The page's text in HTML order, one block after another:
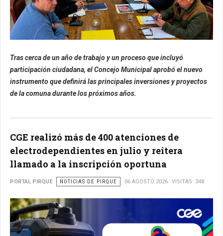
Tras cerca de un año de trabajo y un proceso que incluyó
participación ciudadana, el Concejo Municipal aprobó el nuevo
instrumento que definirá las principales inversiones y proyectos
de la comuna durante los próximos años.
CGE realizó más de 400 atenciones de
electrodependientes en julio y reitera
llamado a la inscripción oportuna
PORTAL PIRQUE NOTICIAS DE PIRQUE 06 AGOSTO 2026 VISITAS: 348